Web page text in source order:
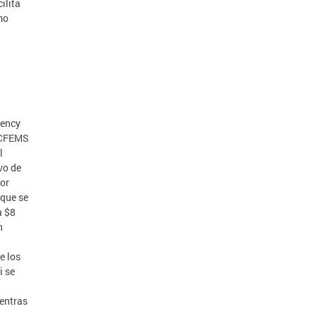
de
se
$8
los
se